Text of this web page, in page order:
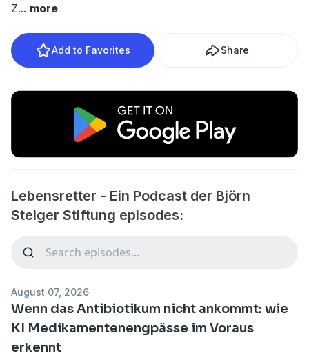
Z... more
Add to Favorites Share
Lebensretter - Ein Podcast der Björn
Steiger Stiftung episodes:
August 07, 2026
Wenn das Antibiotikum nicht ankommt: wie
KI Medikamentenengpässe im Voraus
erkennt